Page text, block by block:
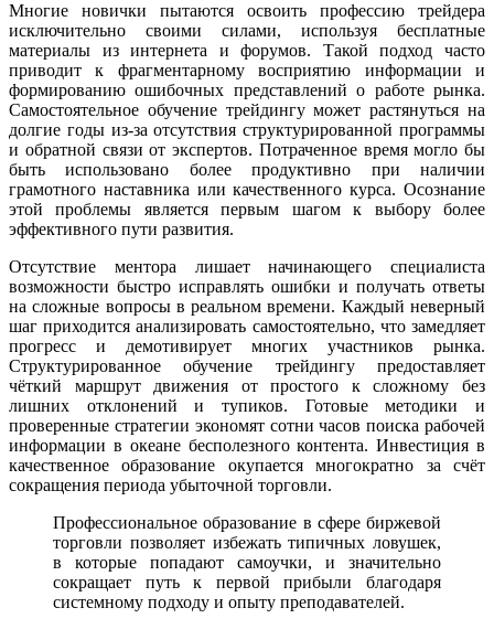
Многие новички пытаются освоить профессию трейдера
исключительно своими силами, используя бесплатные
материалы из интернета и форумов. Такой подход часто
приводит к фрагментарному восприятию информации и
формированию ошибочных представлений о работе рынка.
Самостоятельное обучение трейдингу может растянуться на
долгие годы из-за отсутствия структурированной программы
и обратной связи от экспертов. Потраченное время могло бы
быть использовано более продуктивно при наличии
грамотного наставника или качественного курса. Осознание
этой проблемы является первым шагом к выбору более
эффективного пути развития.
Отсутствие ментора лишает начинающего специалиста
возможности быстро исправлять ошибки и получать ответы
на сложные вопросы в реальном времени. Каждый неверный
шаг приходится анализировать самостоятельно, что замедляет
прогресс и демотивирует многих участников рынка.
Структурированное обучение трейдингу предоставляет
чёткий маршрут движения от простого к сложному без
лишних отклонений и тупиков. Готовые методики и
проверенные стратегии экономят сотни часов поиска рабочей
информации в океане бесполезного контента. Инвестиция в
качественное образование окупается многократно за счёт
сокращения периода убыточной торговли.
Профессиональное образование в сфере биржевой
торговли позволяет избежать типичных ловушек,
в которые попадают самоучки, и значительно
сокращает путь к первой прибыли благодаря
системному подходу и опыту преподавателей.